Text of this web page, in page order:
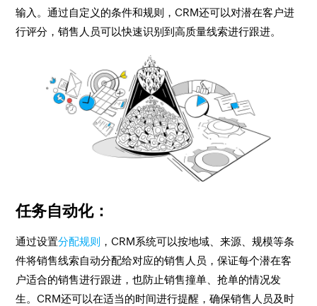
输入。通过自定义的条件和规则，CRM还可以对潜在客户进
行评分，销售人员可以快速识别到高质量线索进行跟进。
任务自动化：
通过设置分配规则 ，CRM系统可以按地域、来源、规模等条
件将销售线索自动分配给对应的销售人员，保证每个潜在客
户适合的销售进行跟进，也防止销售撞单、抢单的情况发
生。CRM还可以在适当的时间进行提醒，确保销售人员及时